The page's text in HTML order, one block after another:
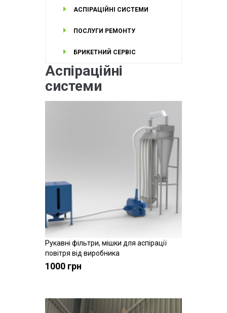
АСПІРАЦІЙНІ СИСТЕМИ
ПОСЛУГИ РЕМОНТУ
БРИКЕТНИЙ СЕРВІС
Аспіраційні
системи
Купити
Рукавні фільтри, мішки для аспірації
повітря від виробника
1000 грн